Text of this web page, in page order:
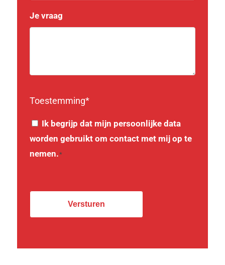
Je vraag
Toestemming*
Instemming
*
Ik begrijp dat mijn persoonlijke data
worden gebruikt om contact met mij op te
nemen.*